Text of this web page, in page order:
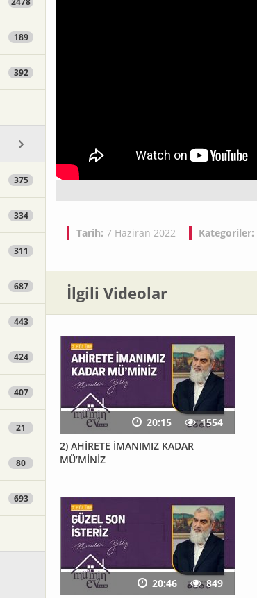
189
392
375
334
311
687
443
424
407
21
80
693
Tarih: 7 Haziran 2022 Kategoriler:
İlgili Videolar
2) AHİRETE İMANIMIZ KADAR
MÜ’MİNİZ
20:15
1554
20:46 849